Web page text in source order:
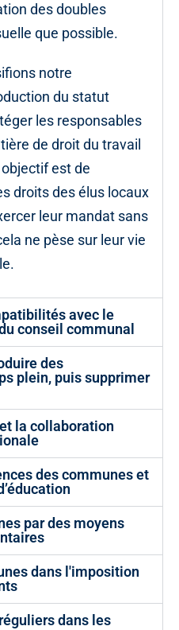
des doubles
que possible.
notre
du statut
les responsables
de droit du travail
est de
droits des élus locaux
leur mandat sans
ne pèse sur leur vie
avec le
conseil communal
des
plein, puis supprimer
la collaboration
des communes et
par des moyens
dans l'imposition
dans les